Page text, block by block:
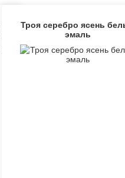
Троя серебро ясень
эмаль